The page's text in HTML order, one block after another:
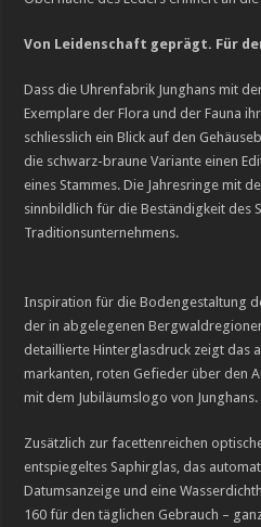
Von Leidenschaft geprägt. Für
Dass die Uhrenfabrik Junghans mit
Exemplare der Flora und der Fauna
schliesslich ein Blick auf den
die schwarz-braune Variante einen
eines Stammes. Die Jahresringe mit
sinnbildlich für die Beständigkeit des
Traditionsunternehmens.
Inspiration für die Bodengestaltung
der in abgelegenen
detaillierte Hinterglasdruck zeigt das
markanten, roten Gefieder über den
mit dem Jubiläumslogo von Junghans.
Zusätzlich zur facettenreichen
entspiegeltes Saphirglas, das
Datumsanzeige und eine
160 für den täglichen Gebrauch –